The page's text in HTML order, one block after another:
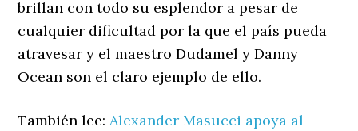
brillan con todo su esplendor a pesar de
cualquier dificultad por la que el país pueda
atravesar y el maestro Dudamel y Danny
Ocean son el claro ejemplo de ello.
También lee:Alexander Masucci apoya al